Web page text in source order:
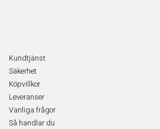
Kundtjänst
Säkerhet
Köpvillkor
Leveranser
Vanliga frågor
Så handlar du